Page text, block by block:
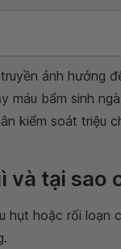
ảnh hưởng
máu bẩm sinh
kiểm soát triệu
và tại sao
hụt hoặc rối loạn